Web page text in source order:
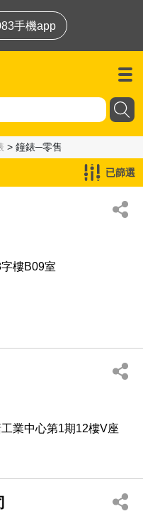
手機app
> 鐘錶─零售
已篩選
樓B09室
業中心第1期12樓V座